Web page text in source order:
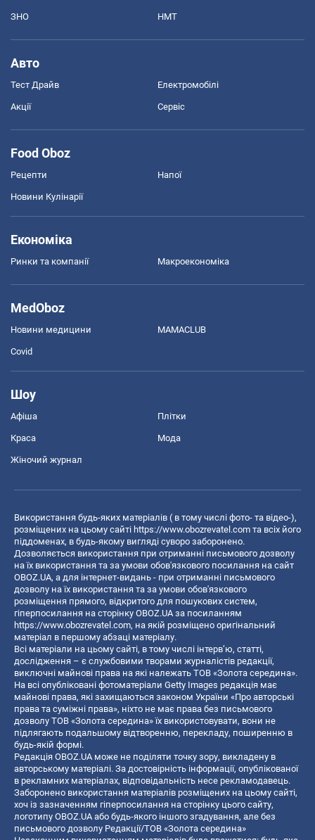
ЗНО НМТ
Авто
Тест Драйв Електромобілі
Акції Сервіс
Food Oboz
Рецепти Напої
Новини Кулінарії
Економіка
Ринки та компанії Макроекономіка
MedOboz
Новини медицини MAMACLUB
Covid
Шоу
Афіша Плітки
Краса Мода
Жіночий журнал
Використання будь-яких матеріалів ( в тому числі фото- та відео-),
розміщених на цьому сайті https://www.obozrevatel.com та всіх його
піддоменах, в будь-якому вигляді суворо заборонено.
Дозволяється використання при отриманні письмового дозволу
на їх використання та за умови обов'язкового посилання на сайт
OBOZ.UA, а для інтернет-видань - при отриманні письмового
дозволу на їх використання та за умови обов'язкового
розміщення прямого, відкритого для пошукових систем,
гіперпосилання на сторінку OBOZ.UA за посиланням
https://www.obozrevatel.com, на якій розміщено оригінальний
матеріал в першому абзаці матеріалу.
Всі матеріали на цьому сайті, в тому числі інтерв’ю, статті,
дослідження – є службовими творами журналістів редакції,
виключні майнові права на які належать ТОВ «Золота середина».
На всі опубліковані фотоматеріали Getty Images редакція має
майнові права, які захищаються законом України «Про авторські
права та суміжні права», ніхто не має права без письмового
дозволу ТОВ «Золота середина» їх використовувати, вони не
підлягають подальшому відтворенню, перекладу, поширенню в
будь-якій формі.
Редакція OBOZ.UA може не поділяти точку зору, викладену в
авторському матеріалі. За достовірність інформації, опублікованої
в рекламних матеріалах, відповідальність несе рекламодавець.
Заборонено використання матеріалів розміщених на цьому сайті,
хоч із зазначенням гіперпосилання на сторінку цього сайту,
логотипу OBOZ.UA або будь-якого іншого згадування, але без
письмового дозволу Редакції/ТОВ «Золота середина»